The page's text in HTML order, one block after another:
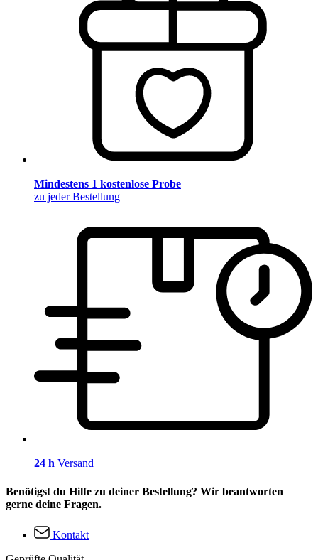
Mindestens 1 kostenlose Probe
zu jeder Bestellung
24 h Versand
Benötigst du Hilfe zu deiner Bestellung? Wir beantworten
gerne deine Fragen.
Kontakt